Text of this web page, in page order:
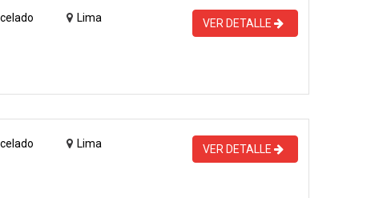
Lima VER DETALLE
Lima VER DETALLE